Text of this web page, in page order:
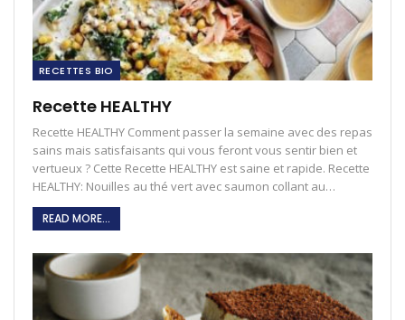
RECETTES BIO
Recette HEALTHY
Recette HEALTHY Comment passer la semaine avec des repas
sains mais satisfaisants qui vous feront vous sentir bien et
vertueux ? Cette Recette HEALTHY est saine et rapide. Recette
HEALTHY: Nouilles au thé vert avec saumon collant au…
READ MORE...